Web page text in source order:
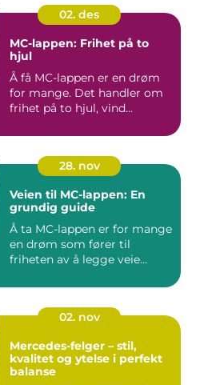
02. des
MC-lappen: Frihet på to
hjul
Å få MC-lappen er en drøm
for mange. Det handler om
frihet på to hjul, vind...
28. nov
Veien til MC-lappen: En
grundig guide
Å ta MC-lappen er for mange
en drøm som fører til
friheten av å legge veie...
02. nov
Mercedes-felger – stil,
kvalitet og ytelse i perfekt
balanse